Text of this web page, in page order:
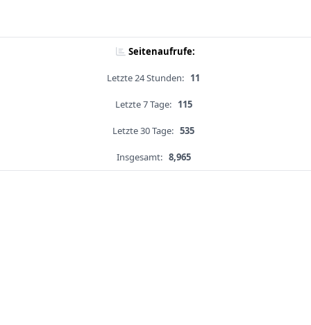
Seitenaufrufe:
Letzte 24 Stunden: 11
Letzte 7 Tage: 115
Letzte 30 Tage: 535
Insgesamt: 8,965